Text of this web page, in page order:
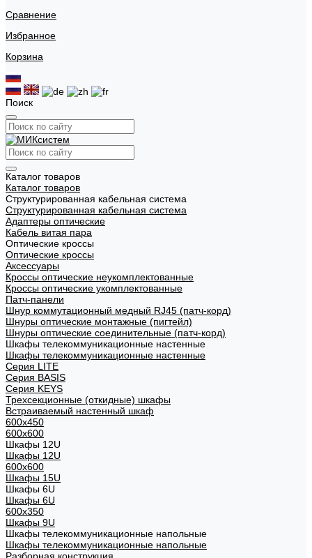
Сравнение
Избранное
Корзина
Поиск
Каталог товаров
Каталог товаров
Структурированная кабельная система
Структурированная кабельная система
Адаптеры оптические
Кабель витая пара
Оптические кроссы
Оптические кроссы
Аксессуары
Кроссы оптические неукомплектованные
Кроссы оптические укомплектованные
Патч-панели
Шнур коммутационный медный RJ45 (патч-корд)
Шнуры оптические монтажные (пигтейл)
Шнуры оптические соединительные (патч-корд)
Шкафы телекоммуникационные настенные
Шкафы телекоммуникационные настенные
Cерия LITE
Cерия BASIS
Cерия KEYS
Трехсекционные (откидные) шкафы
Встраиваемый настенный шкаф
600x450
600x600
Шкафы 12U
Шкафы 12U
600x600
Шкафы 15U
Шкафы 6U
Шкафы 6U
600x350
Шкафы 9U
Шкафы телекоммуникационные напольные
Шкафы телекоммуникационные напольные